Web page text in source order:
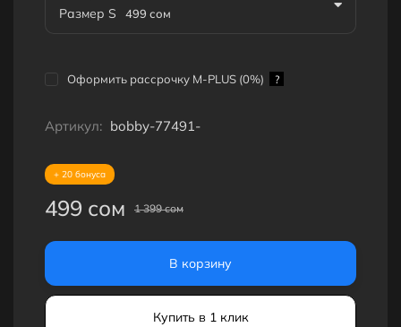
Размер S 499 сом
Оформить рассрочку M-PLUS (0%) ?
Артикул: bobby-77491-
+ 20 бонуса
499 сом 1 399 сом
В корзину
Купить в 1 клик